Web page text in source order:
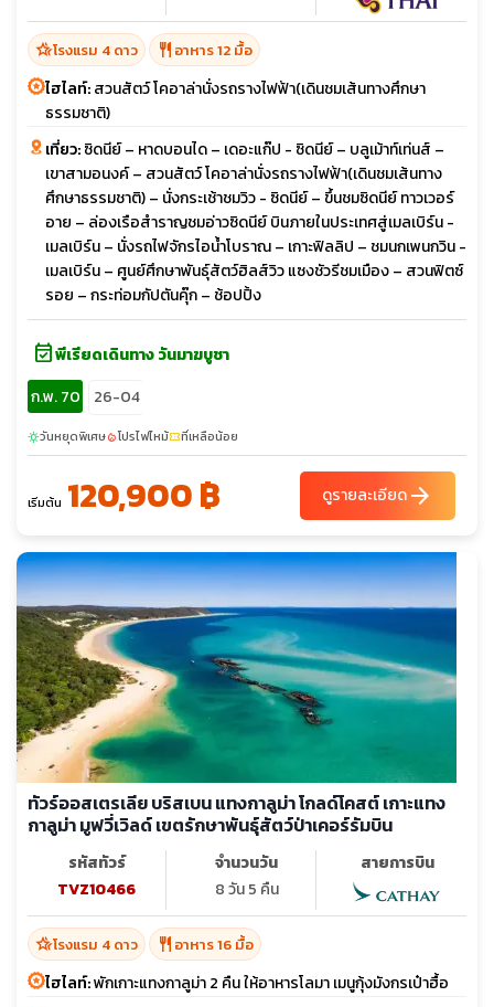
hotel_classโรงแรม 4 ดาว restaurant อาหาร 12 มื้อ
ไฮไลท์:สวนสัตว์ โคอาล่านั่งรถรางไฟฟ้า(เดินชมเส้นทางศึกษา
ธรรมชาติ)
เที่ยว:ซิดนีย์ – หาดบอนได – เดอะแก๊ป - ซิดนีย์ – บลูเม้าท์เท่นส์ –
เขาสามอนงค์ – สวนสัตว์ โคอาล่านั่งรถรางไฟฟ้า(เดินชมเส้นทาง
ศึกษาธรรมชาติ) – นั่งกระเช้าชมวิว - ซิดนีย์ – ขึ้นชมซิดนีย์ ทาวเวอร์
อาย – ล่องเรือสำราญชมอ่าวซิดนีย์ บินภายในประเทศสู่เมลเบิร์น -
เมลเบิร์น – นั่งรถไฟจักรไอน้ำโบราณ – เกาะฟิลลิป – ชมนกเพนกวิน -
เมลเบิร์น – ศูนย์ศึกษาพันธุ์สัตว์ฮิลส์วิว แซงชัวรีชมเมือง – สวนฟิตซ์
รอย – กระท่อมกัปตันคุ๊ก – ช้อปปิ้ง
event_availableพีเรียดเดินทาง วันมาฆบูชา
ก.พ. 70
26-04
sunnyวันหยุดพิเศษlocal_fire_departmentโปรไฟไหม้confirmation_numberที่เหลือน้อย
เริ่มต้น 120,900 ฿ ดูรายละเอียดarrow_forward
ทัวร์ออสเตรเลีย บริสเบน แทงกาลูม่า โกลด์โคสต์ เกาะแทง
กาลูม่า มูฟวี่เวิลด์ เขตรักษาพันธุ์สัตว์ป่าเคอร์รัมบิน
รหัสทัวร์
TVZ10466
จำนวนวัน
8 วัน 5 คืน
สายการบิน
hotel_classโรงแรม 4 ดาว restaurant อาหาร 16 มื้อ
ไฮไลท์:พักเกาะแทงกาลูม่า 2 คืน ให้อาหารโลมา เมนูกุ้งมังกรเป๋าฮื้อ